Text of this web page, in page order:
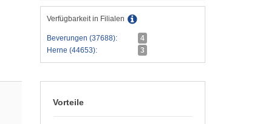
Verfügbarkeit in Filialen
Beverungen (37688):
4
Herne (44653):
3
Vorteile